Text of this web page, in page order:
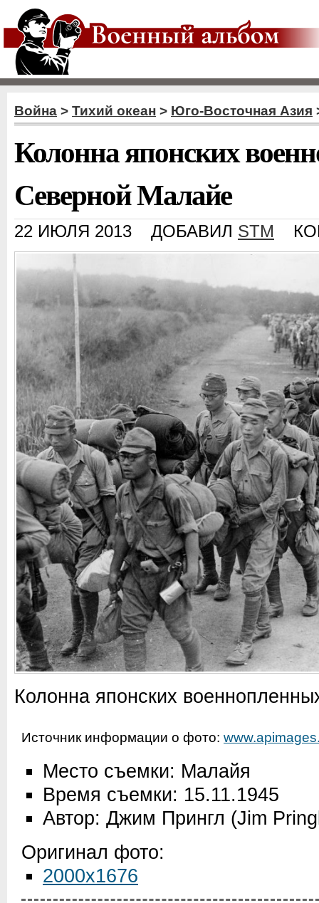
Война > Тихий океан > Юго-Восточная Азия
Колонна японских
Северной Малайе
22 ИЮЛЯ 2013 ДОБАВИЛ STM
Колонна японских
Источник информации о фото:
Место съемки: Малайя
Время съемки: 15.11.1945
Автор: Джим Прингл (Jim
Оригинал фото:
2000x1676